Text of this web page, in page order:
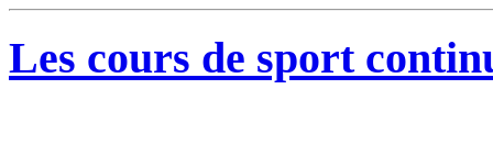
Les cours de sport